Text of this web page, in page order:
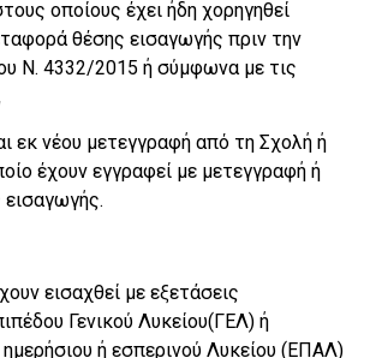
οποίους έχει ήδη χορηγηθεί
θέσης εισαγωγής πριν την
Ν. 4332/2015 ή σύμφωνα με τις
εκ νέου μετεγγραφή από τη Σχολή ή
έχουν εγγραφεί με μετεγγραφή ή
εισαχθεί με εξετάσεις
Γενικού Λυκείου(ΓΕΛ) ή
ή εσπερινού Λυκείου (ΕΠΑΛ)